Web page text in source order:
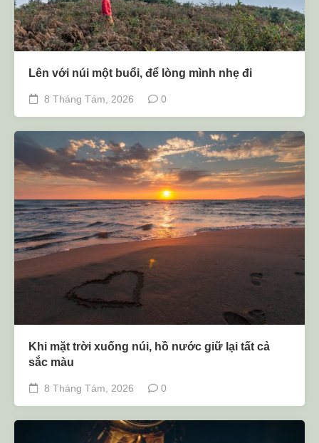
Lên với núi một buổi, để lòng mình nhẹ đi
8 Tháng Tám, 2026 0
Khi mặt trời xuống núi, hồ nước giữ lại tất cả
sắc màu
8 Tháng Tám, 2026 0